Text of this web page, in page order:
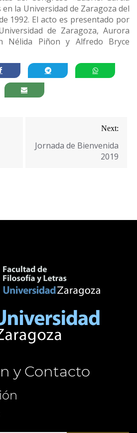
la Universidad de Zaragoza del
1992. El acto es presentado por
de Zaragoza, Aurora
Nélida Piñon y Alfredo Bryce
Next:
Jornada de Bienvenida
2019
y Contacto